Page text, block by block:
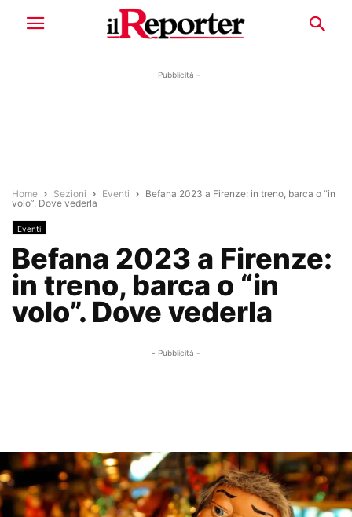
- Pubblicità -
Home Sezioni Eventi
Befana 2023 a Firenze: in treno, barca o “in
volo”. Dove vederla
Eventi
Befana 2023 a Firenze:
in treno, barca o “in
volo”. Dove vederla
- Pubblicità -